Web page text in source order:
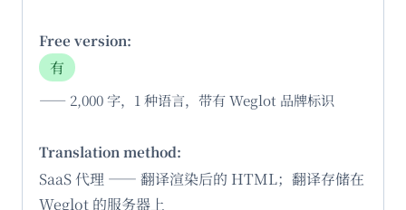
有
—— 2,000 字，1 种语言，带有 Weglot 品牌标识
SaaS 代理 —— 翻译渲染后的 HTML；翻译存储在
Weglot 的服务器上